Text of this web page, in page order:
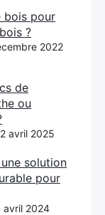
bois pour
?
2022
de
ou
avril 2025
solution
pour
avril 2024